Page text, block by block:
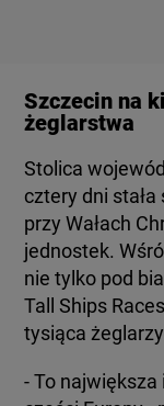
Szczecin na
żeglarstwa
Stolica
cztery dni
przy Wałach
jednostek.
nie tylko pod
Tall Ships
tysiąca
- To